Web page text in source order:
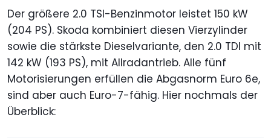
Der größere 2.0 TSI-Benzinmotor leistet 150 kW
(204 PS). Skoda kombiniert diesen Vierzylinder
sowie die stärkste Dieselvariante, den 2.0 TDI mit
142 kW (193 PS), mit Allradantrieb. Alle fünf
Motorisierungen erfüllen die Abgasnorm Euro 6e,
sind aber auch Euro-7-fähig. Hier nochmals der
Überblick: